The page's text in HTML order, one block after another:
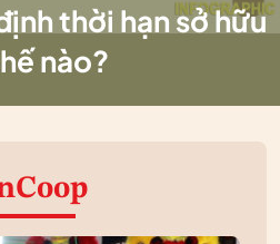
thời hạn sở hữu
nào?